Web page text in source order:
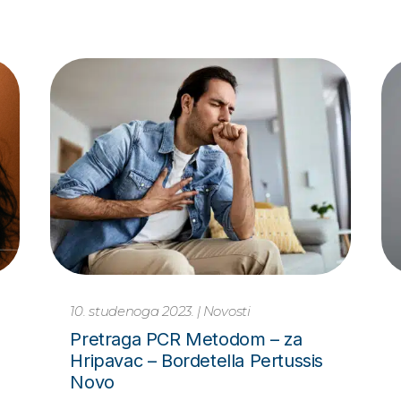
9. studenoga 2023.| Novosti
Ako vas pitaju za #Movember,
što ćete reći?